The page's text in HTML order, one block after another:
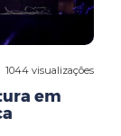
1044 visualizações
em